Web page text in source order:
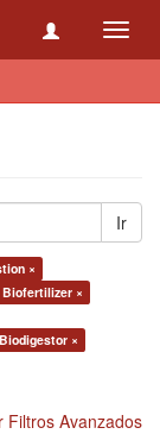
Ir
×
×
×
Filtros Avanzados